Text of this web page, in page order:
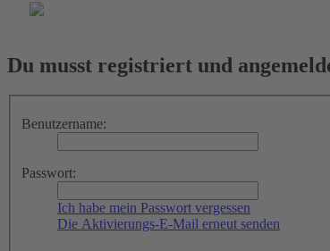
Du musst registriert und
Benutzername:
Passwort:
Ich habe mein Passwort vergessen
Die Aktivierungs-E-Mail erneut senden